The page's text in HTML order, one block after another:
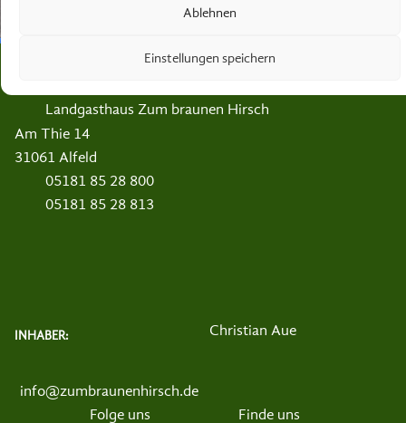
Ablehnen
Einstellungen speichern
Landgasthaus Zum braunen Hirsch
Am Thie 14
31061 Alfeld
05181 85 28 800
05181 85 28 813
INHABER: Christian Aue
info@zumbraunenhirsch.de
Folge uns
Finde uns